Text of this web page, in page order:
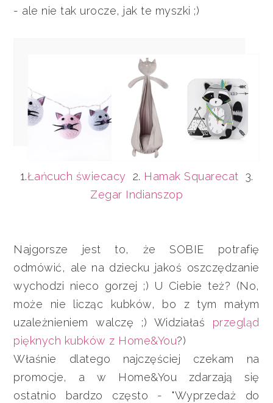
- ale nie tak urocze, jak te myszki ;)
1.Łańcuch świecacy 2. Hamak Squarecat 3.
Zegar Indianszop
Najgorsze jest to, że SOBIE potrafię
odmówić, ale na dziecku jakoś oszczędzanie
wychodzi nieco gorzej ;) U Ciebie też? (No,
może nie licząc kubków, bo z tym małym
uzależnieniem walczę ;) Widziałaś przegląd
pięknych kubków z Home&You?)
Właśnie dlatego najczęściej czekam na
promocje, a w Home&You zdarzają się
ostatnio bardzo często - "Wyprzedaż do